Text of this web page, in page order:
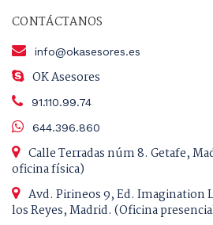
CONTÁCTANOS
info@okasesores.es
OK Asesores
91.110.99.74
644.396.860
Calle Terradas núm 8. Getafe,
oficina física)
Avd. Pirineos 9, Ed. Imagination
los Reyes, Madrid. (Oficina